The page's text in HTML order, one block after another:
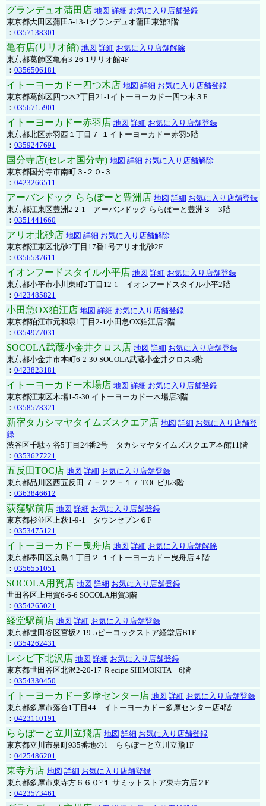
グランデュオ蒲田店 地図 詳細 お気に入り店舗登録
東京都大田区蒲田5-13-1グランデュオ蒲田東館3階
： 0357138301
亀有店(リリオ館) 地図 詳細 お気に入り店舗解除
東京都葛飾区亀有3-26-1リリオ館4F
： 0356506181
イトーヨーカドー四つ木店 地図 詳細 お気に入り店舗登録
東京都葛飾区四つ木2丁目21-1イトーヨーカドー四つ木３F
： 0356715901
イトーヨーカドー赤羽店 地図 詳細 お気に入り店舗登録
東京都北区赤羽西１丁目７-１イトーヨーカドー赤羽5階
： 0359247691
国分寺店(セレオ国分寺) 地図 詳細 お気に入り店舗解除
東京都国分寺市南町３-２０-３
： 0423266511
アーバンドック ららぽーと豊洲店 地図 詳細 お気に入り店舗登録
東京都江東区豊洲2-2-1 アーバンドック ららぽーと豊洲３ 3階
： 0351441660
アリオ北砂店 地図 詳細 お気に入り店舗解除
東京都江東区北砂2丁目17番1号アリオ北砂2F
： 0356537611
イオンフードスタイル小平店 地図 詳細 お気に入り店舗登録
東京都小平市小川東町2丁目12-1 イオンフードスタイル小平2階
： 0423485821
小田急OX狛江店 地図 詳細 お気に入り店舗登録
東京都狛江市元和泉1丁目2-1小田急OX狛江店2階
： 0354977031
SOCOLA武蔵小金井クロス店 地図 詳細 お気に入り店舗登録
東京都小金井市本町6-2-30 SOCOLA武蔵小金井クロス3階
： 0423823181
イトーヨーカドー木場店 地図 詳細 お気に入り店舗登録
東京都江東区木場1-5-30 イトーヨーカドー木場店3階
： 0358578321
新宿タカシマヤタイムズスクエア店 地図 詳細 お気に入り店舗登
録
渋谷区千駄ヶ谷5丁目24番2号 タカシマヤタイムズスクエア本館11階
： 0353627221
五反田TOC店 地図 詳細 お気に入り店舗登録
東京都品川区西五反田 ７－２２－１７ TOCビル3階
： 0363846612
荻窪駅前店 地図 詳細 お気に入り店舗登録
東京都杉並区上萩1-9-1 タウンセブン６F
： 0353475121
イトーヨーカドー曳舟店 地図 詳細 お気に入り店舗解除
東京都墨田区京島１丁目２-１イトーヨーカドー曳舟店４階
： 0356551051
SOCOLA用賀店 地図 詳細 お気に入り店舗登録
世田谷区上用賀6-6-6 SOCOLA用賀3階
： 0354265021
経堂駅前店 地図 詳細 お気に入り店舗登録
東京都世田谷区宮坂2-19-5ピーコックストア経堂店B1F
： 0354262431
レシピ下北沢店 地図 詳細 お気に入り店舗登録
東京都世田谷区北沢2-20-17 Ｒecipe SHIMOKITA 6階
： 0354330450
イトーヨーカドー多摩センター店 地図 詳細 お気に入り店舗登録
東京都多摩市落合1丁目44 イトーヨーカドー多摩センター店4階
： 0423110191
ららぽーと立川立飛店 地図 詳細 お気に入り店舗登録
東京都立川市泉町935番地の1 ららぽーと立川立飛1F
： 0425486201
東寺方店 地図 詳細 お気に入り店舗登録
東京都多摩市東寺方６６０?１ サミットストア東寺方店２F
： 0423573461